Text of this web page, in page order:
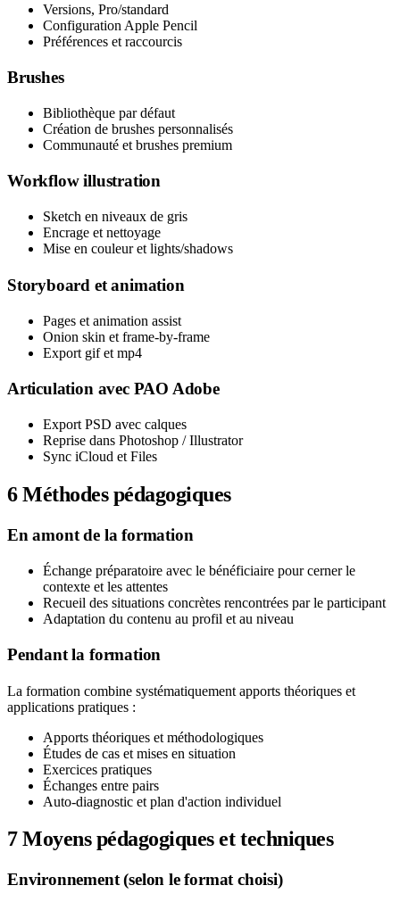
Versions, Pro/standard
Configuration Apple Pencil
Préférences et raccourcis
Brushes
Bibliothèque par défaut
Création de brushes personnalisés
Communauté et brushes premium
Workflow illustration
Sketch en niveaux de gris
Encrage et nettoyage
Mise en couleur et lights/shadows
Storyboard et animation
Pages et animation assist
Onion skin et frame-by-frame
Export gif et mp4
Articulation avec PAO Adobe
Export PSD avec calques
Reprise dans Photoshop / Illustrator
Sync iCloud et Files
6Méthodes pédagogiques
En amont de la formation
Échange préparatoire avec le bénéficiaire pour cerner le
contexte et les attentes
Recueil des situations concrètes rencontrées par le participant
Adaptation du contenu au profil et au niveau
Pendant la formation
La formation combine systématiquement apports théoriques et
applications pratiques :
Apports théoriques et méthodologiques
Études de cas et mises en situation
Exercices pratiques
Échanges entre pairs
Auto-diagnostic et plan d'action individuel
7Moyens pédagogiques et techniques
Environnement (selon le format choisi)